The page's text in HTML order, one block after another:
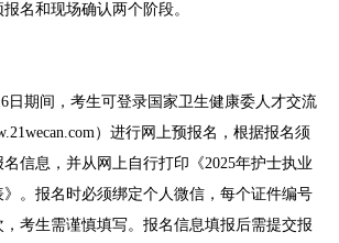
名和现场确认两个阶段。
日期间，考生可登录国家卫生健康委人才交流
）进行网上预报名，根据报名须
信息，并从网上自行打印《2025年护士执业
。报名时必须绑定个人微信，每个证件编号
考生需谨慎填写。报名信息填报后需提交报